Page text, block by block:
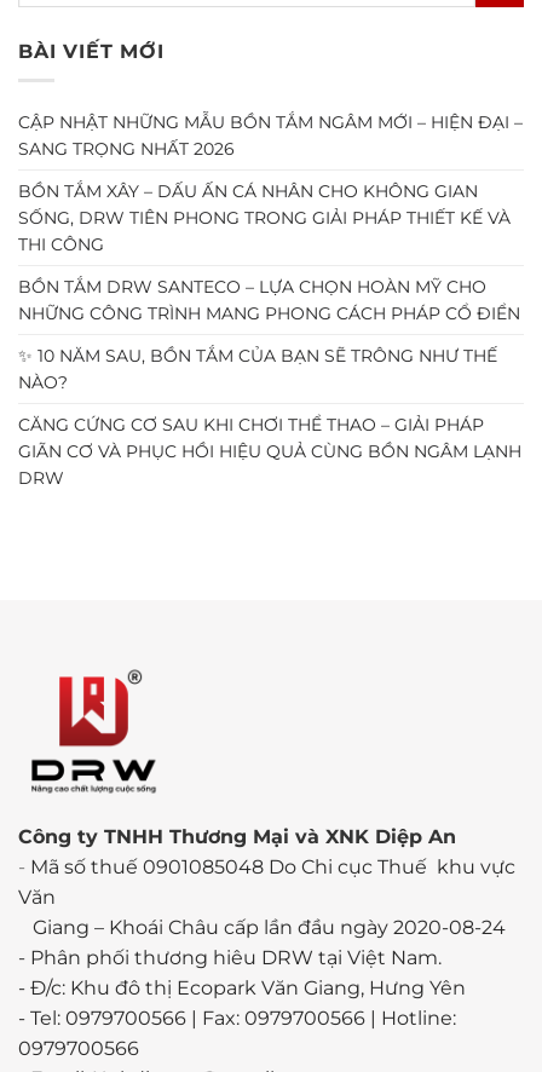
BÀI VIẾT MỚI
CẬP NHẬT NHỮNG MẪU BỒN TẮM NGÂM MỚI – HIỆN ĐẠI –
SANG TRỌNG NHẤT 2026
BỒN TẮM XÂY – DẤU ẤN CÁ NHÂN CHO KHÔNG GIAN
SỐNG, DRW TIÊN PHONG TRONG GIẢI PHÁP THIẾT KẾ VÀ
THI CÔNG
BỒN TẮM DRW SANTECO – LỰA CHỌN HOÀN MỸ CHO
NHỮNG CÔNG TRÌNH MANG PHONG CÁCH PHÁP CỔ ĐIỂN
✨ 10 NĂM SAU, BỒN TẮM CỦA BẠN SẼ TRÔNG NHƯ THẾ
NÀO?
CĂNG CỨNG CƠ SAU KHI CHƠI THỂ THAO – GIẢI PHÁP
GIÃN CƠ VÀ PHỤC HỒI HIỆU QUẢ CÙNG BỒN NGÂM LẠNH
DRW
Công ty TNHH Thương Mại và XNK Diệp An
- Mã số thuế 0901085048 Do Chi cục Thuế khu vực
Văn
Giang – Khoái Châu cấp lần đầu ngày 2020-08-24
- Phân phối thương hiêu DRW tại Việt Nam.
- Đ/c: Khu đô thị Ecopark Văn Giang, Hưng Yên
- Tel: 0979700566 | Fax: 0979700566 | Hotline:
0979700566